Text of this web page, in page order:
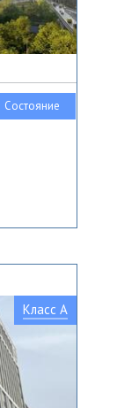
Состояние
Класс A